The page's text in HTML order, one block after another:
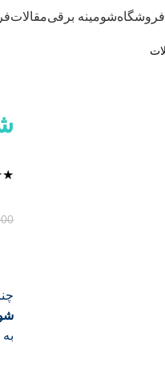
فروشگاهشومینه برقیمقالات
★